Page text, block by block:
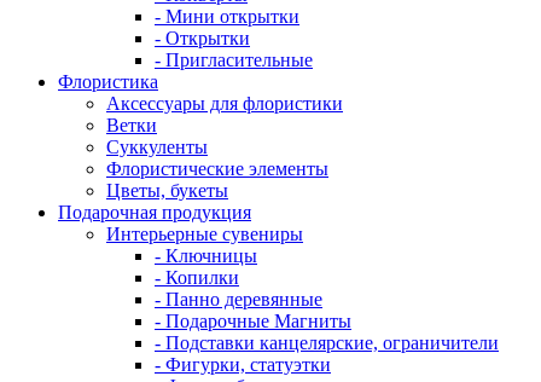
- Мини открытки
- Открытки
- Пригласительные
Флористика
Аксессуары для флористики
Ветки
Суккуленты
Флористические элементы
Цветы, букеты
Подарочная продукция
Интерьерные сувениры
- Ключницы
- Копилки
- Панно деревянные
- Подарочные Магниты
- Подставки канцелярские, ограничители
- Фигурки, статуэтки